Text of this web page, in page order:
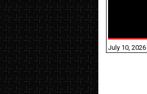
July 10, 2026